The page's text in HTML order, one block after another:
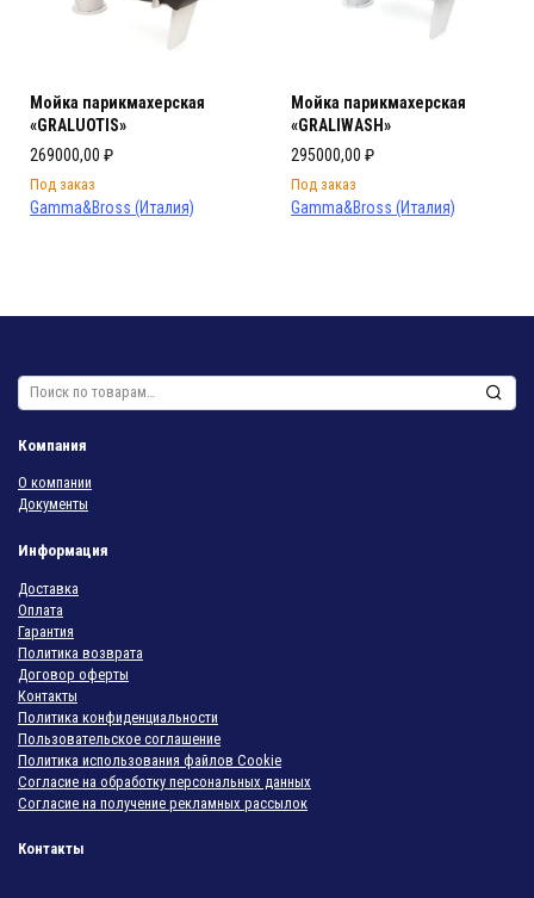
Мойка парикмахерская
«GRALUOTIS»
269000,00 ₽
Под заказ
Gamma&Bross (Италия)
Мойка парикмахерская
«GRALIWASH»
295000,00 ₽
Под заказ
Gamma&Bross (Италия)
Искать:
Компания
О компании
Документы
Информация
Доставка
Оплата
Гарантия
Политика возврата
Договор оферты
Контакты
Политика конфиденциальности
Пользовательское соглашение
Политика использования файлов Cookie
Согласие на обработку персональных данных
Согласие на получение рекламных рассылок
Контакты